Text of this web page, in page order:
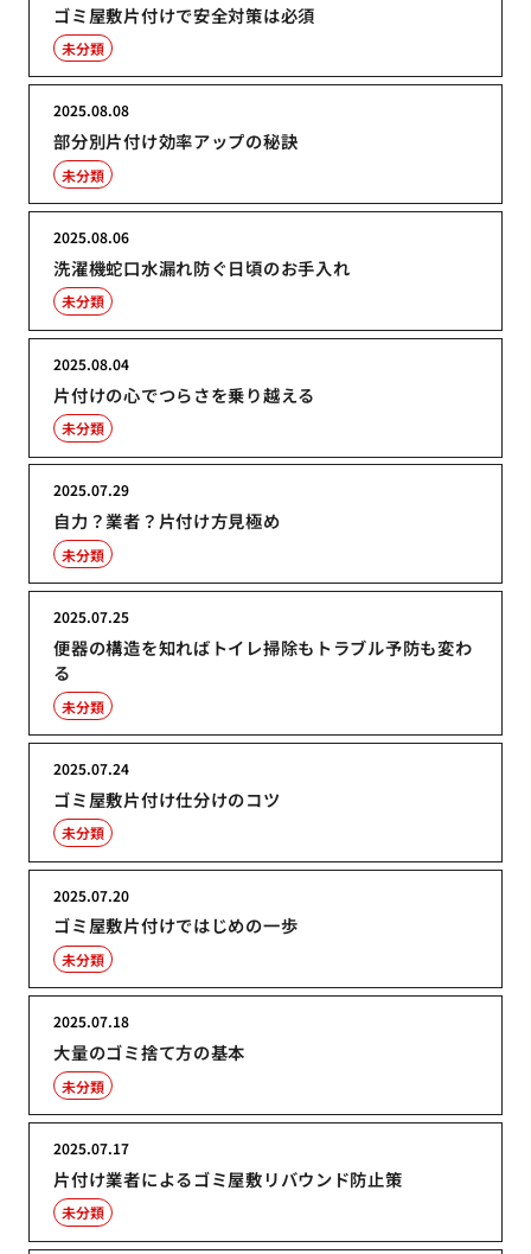
ゴミ屋敷片付けで安全対策は必須
未分類
部分別片付け効率アップの秘訣
2025.08.08
未分類
洗濯機蛇口水漏れ防ぐ日頃のお手入れ
2025.08.06
未分類
片付けの心でつらさを乗り越える
2025.08.04
未分類
自力？業者？片付け方見極め
2025.07.29
未分類
便器の構造を知ればトイレ掃除もトラブル予防も変わ
る
2025.07.25
未分類
ゴミ屋敷片付け仕分けのコツ
2025.07.24
未分類
ゴミ屋敷片付けではじめの一歩
2025.07.20
未分類
大量のゴミ捨て方の基本
2025.07.18
未分類
片付け業者によるゴミ屋敷リバウンド防止策
2025.07.17
未分類